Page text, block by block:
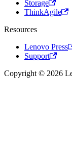
Storage
ThinkAgile
Resources
Lenovo Press
Support
Copyright © 2026